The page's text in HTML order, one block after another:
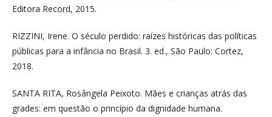
Editora Record, 2015.
RIZZINI, Irene. O século perdido: raízes históricas das políticas
públicas para a infância no Brasil. 3. ed., São Paulo: Cortez,
2018.
SANTA RITA, Rosângela Peixoto. Mães e crianças atrás das
grades: em questão o princípio da dignidade humana.